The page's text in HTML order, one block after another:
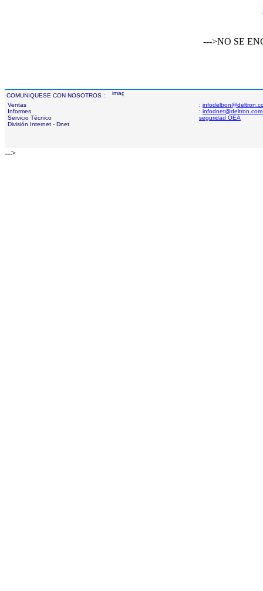
--->NO SE
COMUNIQUESE CON NOSOTROS :
Ventas
Informes
Servicio Técnico
División Internet - Dnet
:
:
seguridad OEA
-->